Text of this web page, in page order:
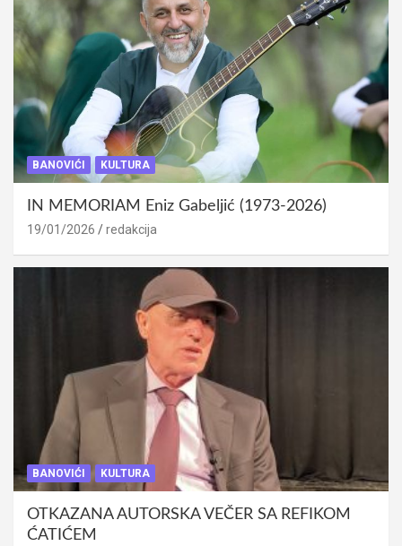
BANOVIĆI KULTURA
IN MEMORIAM Eniz Gabeljić (1973-2026)
19/01/2026 redakcija
BANOVIĆI KULTURA
OTKAZANA AUTORSKA VEČER SA REFIKOM
ĆATIĆEM